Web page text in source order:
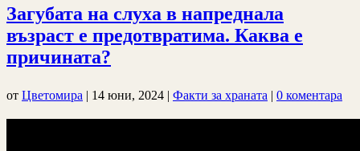
Загубата на слуха в напреднала
възраст е предотвратима. Каква е
причината?
от Цветомира | 14 юни, 2024 | Факти за храната | 0 коментара